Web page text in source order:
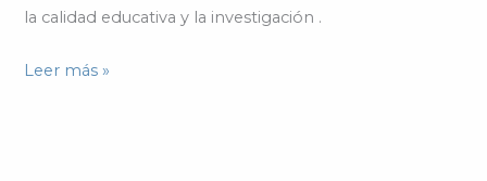
la calidad educativa y la investigación .
Leer más »